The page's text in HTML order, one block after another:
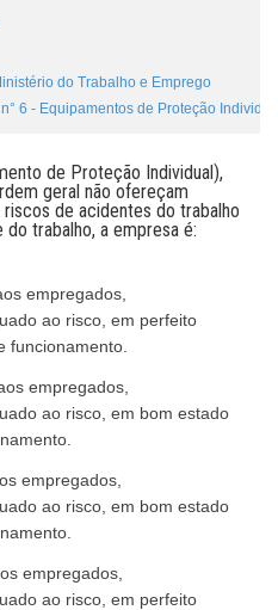
do Trabalho e Emprego
6 - Equipamentos de Proteção
de Proteção Individual),
geral não ofereçam
de acidentes do trabalho
trabalho, a empresa é:
empregados,
ao risco, em perfeito
funcionamento.
empregados,
ao risco, em bom estado
empregados,
ao risco, em bom estado
empregados,
ao risco, em perfeito